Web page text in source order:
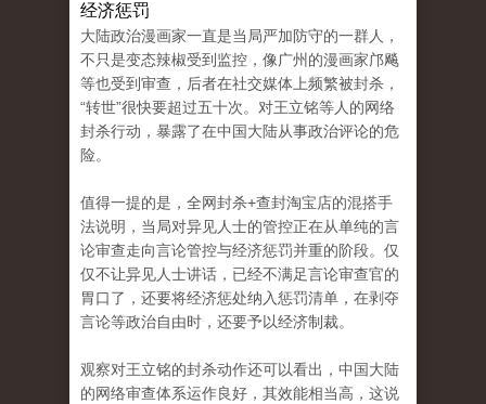
经济惩罚
大陆政治漫画家一直是当局严加防守的一群人，
不只是变态辣椒受到监控，像广州的漫画家邝飚
等也受到审查，后者在社交媒体上频繁被封杀，
“转世”很快要超过五十次。对王立铭等人的网络
封杀行动，暴露了在中国大陆从事政治评论的危
险。
值得一提的是，全网封杀+查封淘宝店的混搭手
法说明，当局对异见人士的管控正在从单纯的言
论审查走向言论管控与经济惩罚并重的阶段。仅
仅不让异见人士讲话，已经不满足言论审查官的
胃口了，还要将经济惩处纳入惩罚清单，在剥夺
言论等政治自由时，还要予以经济制裁。
观察对王立铭的封杀动作还可以看出，中国大陆
的网络审查体系运作良好，其效能相当高，这说